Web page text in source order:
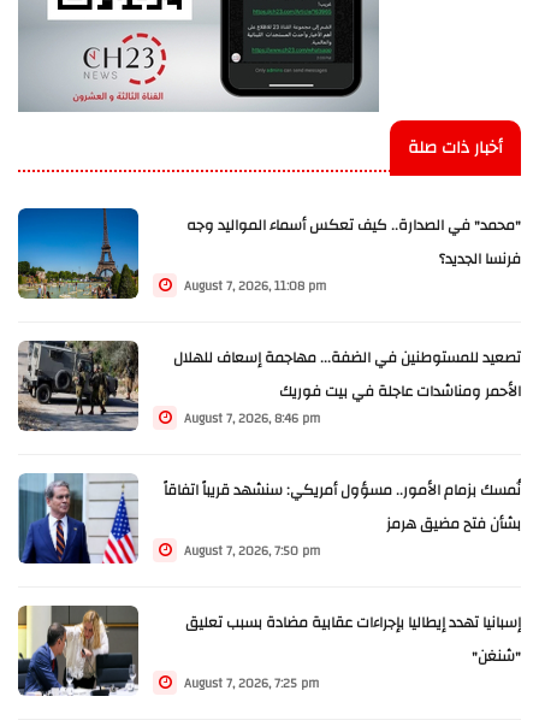
أخبار ذات صلة
"محمد" في الصدارة.. كيف تعكس أسماء المواليد وجه
فرنسا الجديد؟
August 7, 2026, 11:08 pm
تصعيد للمستوطنين في الضفة... مهاجمة إسعاف للهلال
الأحمر ومناشدات عاجلة في بيت فوريك
August 7, 2026, 8:46 pm
نُمسك بزمام الأمور.. مسؤول أمريكي: سنشهد قريباً اتفاقاً
بشأن فتح مضيق هرمز
August 7, 2026, 7:50 pm
إسبانيا تهدد إيطاليا بإجراءات عقابية مضادة بسبب تعليق
"شنغن"
August 7, 2026, 7:25 pm